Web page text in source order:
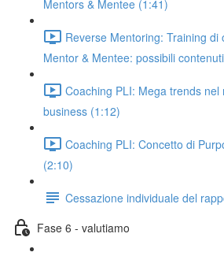
Mentors & Mentee (1:41)
Reverse Mentoring: Training di
Mentor & Mentee: possibili
Coaching PLI: Mega trends nel
business (1:12)
Coaching PLI: Concetto di
(2:10)
Cessazione individuale del
Fase 6 - valutiamo